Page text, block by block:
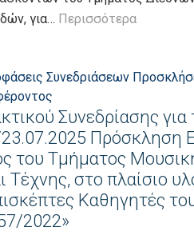
για… Περισσότερα
Συνεδριάσεων
Συνεδρίασης για
Πρόσκληση
του Τμήματος
Τέχνης, στο πλαίσιο
Καθηγητές
2022»